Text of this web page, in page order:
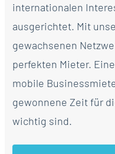
internationalen
ausgerichtet. Mit
gewachsenen
perfekten Mieter.
mobile
gewonnene Zeit für
wichtig sind.